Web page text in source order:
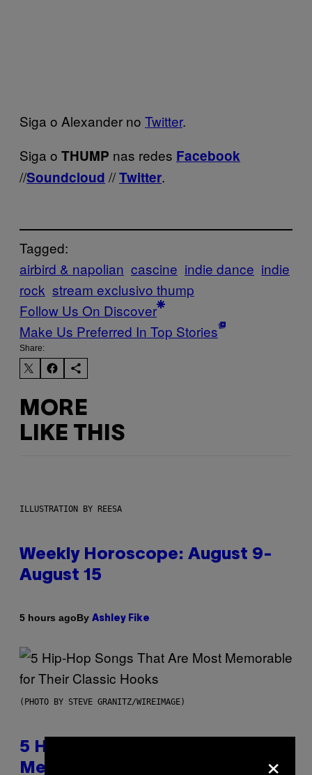
Siga o Alexander no Twitter.
Siga o THUMP nas redes Facebook
//Soundcloud //Twitter.
Tagged:
airbird & napolian cascine indie dance indie
rock stream exclusivo thump
Follow Us On Discover
Make Us Preferred In Top Stories
Share:
MORE
LIKE THIS
ILLUSTRATION BY REESA
Weekly Horoscope: August 9-
August 15
5 hours agoBy Ashley Fike
(PHOTO BY STEVE GRANITZ/WIREIMAGE)
5 Hip-Hop Songs That Are Most
Memorable for Their Classic
×